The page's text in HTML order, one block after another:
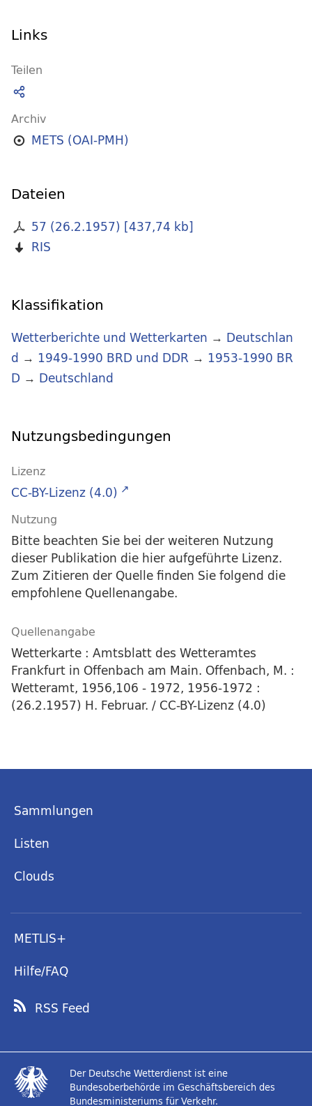
Links
Teilen
Archiv
METS (OAI-PMH)
Dateien
57 (26.2.1957) [437,74 kb]
RIS
Klassifikation
Wetterberichte und Wetterkarten → Deutschlan
d → 1949-1990 BRD und DDR → 1953-1990 BR
D → Deutschland
Nutzungsbedingungen
Lizenz
CC-BY-Lizenz (4.0)
Nutzung
Bitte beachten Sie bei der weiteren Nutzung
dieser Publikation die hier aufgeführte Lizenz.
Zum Zitieren der Quelle finden Sie folgend die
empfohlene Quellenangabe.
Quellenangabe
Wetterkarte : Amtsblatt des Wetteramtes
Frankfurt in Offenbach am Main. Offenbach, M. :
Wetteramt, 1956,106 - 1972, 1956-1972 :
(26.2.1957) H. Februar. / CC-BY-Lizenz (4.0)
Sammlungen
Listen
Clouds
METLIS+
Hilfe/FAQ
RSS Feed
Der Deutsche Wetterdienst ist eine
Bundesoberbehörde im Geschäftsbereich des
Bundesministeriums für Verkehr.